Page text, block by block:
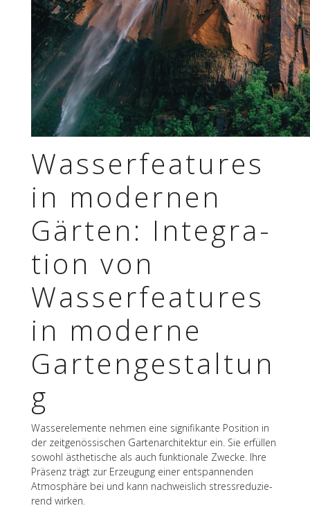
Wasser­fea­tures
in moder­nen
Gärten: Inte­gra­
tion von
Wasser­fea­tures
in moderne
Gartengestaltun
g
Wasser­ele­mente nehmen eine signi­fi­kante Posi­tion in
der zeit­ge­nös­si­schen Garten­ar­chi­tek­tur ein. Sie erfül­len
sowohl ästhe­ti­sche als auch funk­tio­nale Zwecke. Ihre
Präsenz trägt zur Erzeu­gung einer entspan­nen­den
Atmo­sphäre bei und kann nach­weis­lich stress­re­du­zie­
rend wirken.